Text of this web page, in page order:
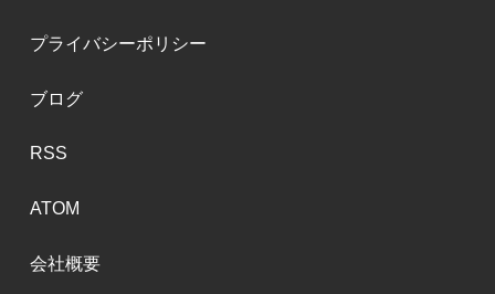
プライバシーポリシー
ブログ
RSS
ATOM
会社概要